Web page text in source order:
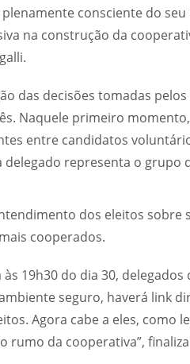
consciente do seu
na construção da
das decisões tomadas
Naquele primeiro
entre candidatos
representa o grupo
dos eleitos sobre
cooperados.
19h30 do dia 30, delegados
seguro, haverá link
Agora cabe a eles, como
da cooperativa”,